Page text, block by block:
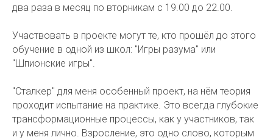
два раза в месяц по вторникам с 19.00 до 22.00.
Участвовать в проекте могут те, кто прошёл до этого
обучение в одной из школ: "Игры разума" или
"Шпионские игры".
"Сталкер" для меня особенный проект, на нём теория
проходит испытание на практике. Это всегда глубокие
трансформационные процессы, как у участников, так
и у меня лично. Взросление, это одно слово, которым